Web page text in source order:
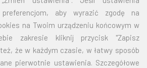
preferencjom, aby wyrazić zgodę na
na Twoim urządzeniu końcowym w
zakresie kliknij przycisk "Zapisz
że w każdym czasie, w łatwy sposób
pierwotnie ustawienia. Szczegółowe